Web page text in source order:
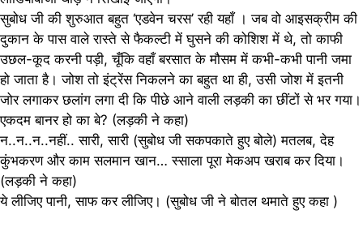
सुबोध जी की शुरुआत बहुत ‘एडवेन चरस’ रही यहाँ । जब वो आइसक्रीम की
दुकान के पास वाले रास्ते से फैकल्टी में घुसने की कोशिश में थे, तो काफी
उछल-कूद करनी पड़ी, चूँकि वहाँ बरसात के मौसम में कभी-कभी पानी जमा
हो जाता है। जोश तो इंट्रेंस निकलने का बहुत था ही, उसी जोश में इतनी
जोर लगाकर छलांग लगा दी कि पीछे आने वाली लड़की का छींटों से भर गया।
एकदम बानर हो का बे? (लड़की ने कहा)
न..न..न..नहीं.. सारी, सारी (सुबोध जी सकपकाते हुए बोले) मतलब, देह
कुंभकरण और काम सलमान खान… स्साला पूरा मेकअप खराब कर दिया।
(लड़की ने कहा)
ये लीजिए पानी, साफ कर लीजिए। (सुबोध जी ने बोतल थमाते हुए कहा )